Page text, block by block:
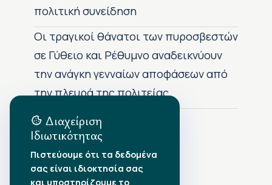
πολιτική συνείδηση
Οι τραγικοί θάνατοι των πυροσβεστών
σε Γύθειο και Ρέθυμνο αναδεικνύουν
την ανάγκη γενναίων αποφάσεων από
την πλευρά της πολιτείας
Αρχείο Δημοσιεύσεων
•Αύγουστος 2026
Διαχείριση
Ιδιωτικότητας
Πιστεύουμε ότι τα δεδομένα
σας είναι ιδιοκτησία σας
και υποστηρίζουμε το